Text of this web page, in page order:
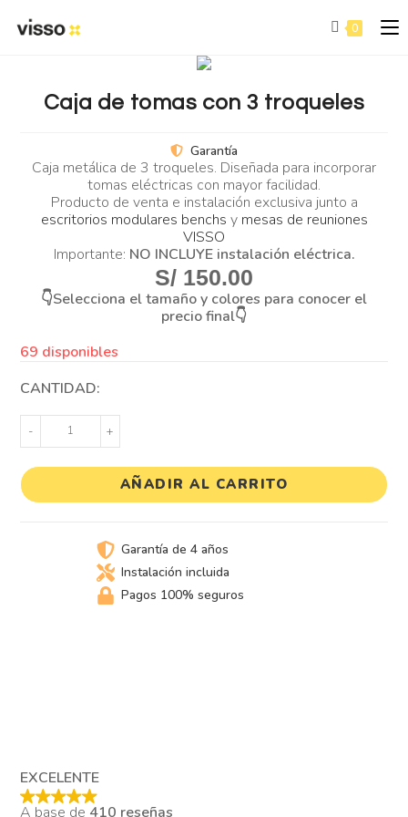
0
Caja de tomas con 3 troqueles
Garantía
Caja metálica de 3 troqueles. Diseñada para incorporar
tomas eléctricas con mayor facilidad.
Producto de venta e instalación exclusiva junto a
escritorios modulares benchs y mesas de reuniones
VISSO
Importante: NO INCLUYE instalación eléctrica.
S/ 150.00
👇Selecciona el tamaño y colores para conocer el
precio final👇
69 disponibles
CANTIDAD:
- +
AÑADIR AL CARRITO
Garantía de 4 años
Instalación incluida
Pagos 100% seguros
EXCELENTE
A base de 410 reseñas